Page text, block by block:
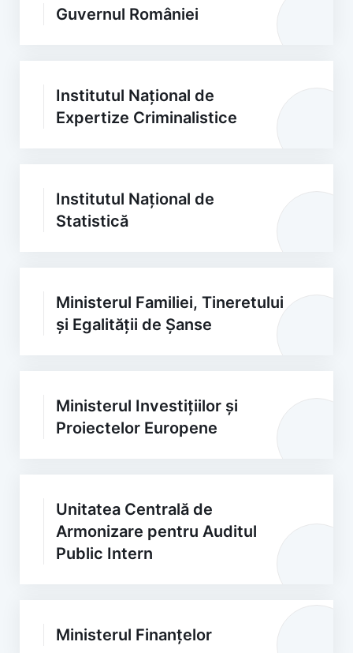
Guvernul României
Institutul Național de
Expertize Criminalistice
Institutul Național de
Statistică
Ministerul Familiei, Tineretului
și Egalității de Șanse
Ministerul Investițiilor și
Proiectelor Europene
Unitatea Centrală de
Armonizare pentru Auditul
Public Intern
Ministerul Finanțelor